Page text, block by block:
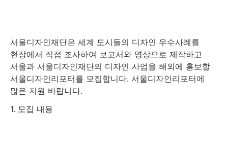
서울디자인재단은 세계 도시들의 디자인 우수사례를
현장에서 직접 조사하여 보고서와 영상으로 제작하고
서울과 서울디자인재단의 디자인 사업을 해외에 홍보할
서울디자인리포터를 모집합니다. 서울디자인리포터에
많은 지원 바랍니다.
1. 모집 내용